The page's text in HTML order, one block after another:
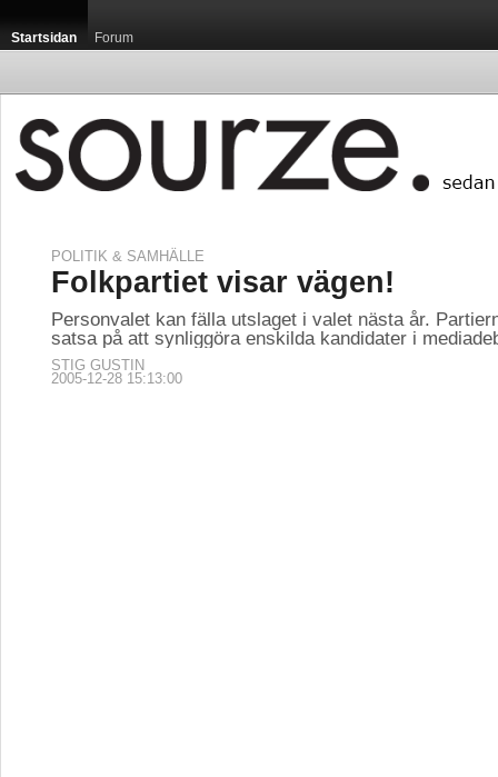
Startsidan Forum
POLITIK & SAMHÄLLE
Folkpartiet visar vägen!
Personvalet kan fälla utslaget i valet nästa år.
satsa på att synliggöra enskilda kandidater i
STIG GUSTIN
2005-12-28 15:13:00